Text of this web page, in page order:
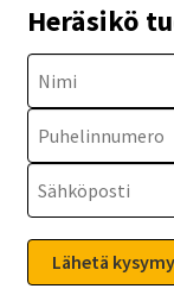
Heräsikö